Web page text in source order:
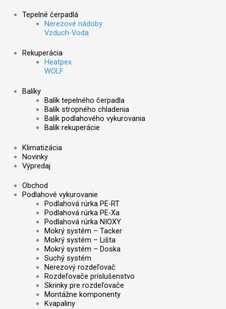
Tepelné čerpadlá
Nerezové nádoby
Vzduch-Voda
Rekuperácia
Heatpex
WOLF
Balíky
Balík tepelného čerpadla
Balík stropného chladenia
Balík podlahového vykurovania
Balík rekuperácie
Klimatizácia
Novinky
Výpredaj
Obchod
Podlahové vykurovanie
Podlahová rúrka PE-RT
Podlahová rúrka PE-Xa
Podlahová rúrka NIOXY
Mokrý systém – Tacker
Mokrý systém – Lišta
Mokrý systém – Doska
Suchý systém
Nerezový rozdeľovač
Rozdeľovače príslušenstvo
Skrinky pre rozdeľovače
Montážne komponenty
Kvapaliny